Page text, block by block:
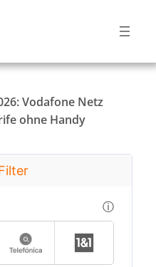
Vodafone Netz
ohne Handy